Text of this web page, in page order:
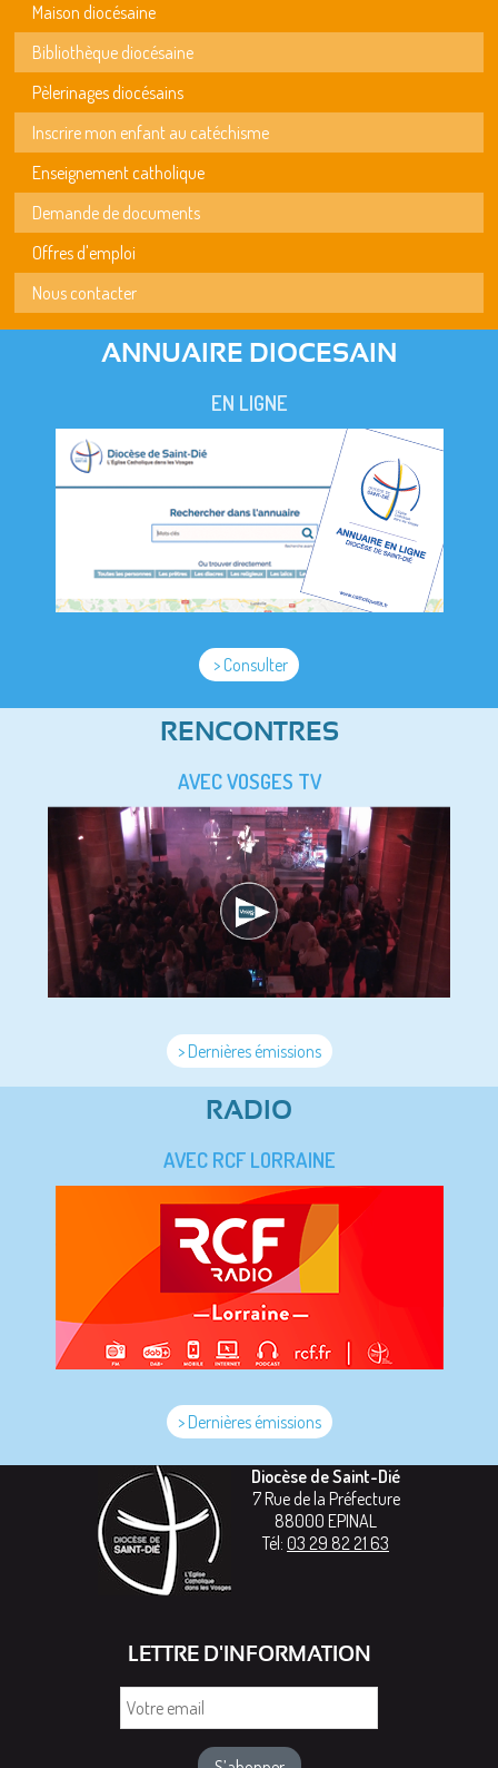
Maison diocésaine
Bibliothèque diocésaine
Pèlerinages diocésains
Inscrire mon enfant au catéchisme
Enseignement catholique
Demande de documents
Offres d'emploi
Nous contacter
ANNUAIRE DIOCESAIN
EN LIGNE
> Consulter
RENCONTRES
AVEC VOSGES TV
> Dernières émissions
RADIO
AVEC RCF LORRAINE
> Dernières émissions
Diocèse de Saint-Dié
7 Rue de la Préfecture
88000 EPINAL
Tél: 03 29 82 21 63
LETTRE D'INFORMATION